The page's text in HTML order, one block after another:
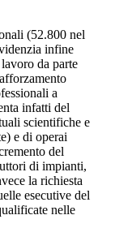
(52.800 nel
infine
da parte
a
infatti del
scientifiche e
e di operai
del
di impianti,
la richiesta
esecutive del
nelle